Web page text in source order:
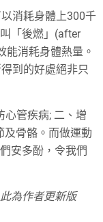
消耗身體上300千
「後燃」(after
能消耗身體熱量。
到的好處絕非只
心管疾病; 二、增
及骨骼。而做運動
安多酚，令我們
為作者更新版